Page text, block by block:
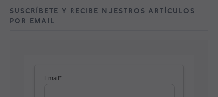
SUSCRÍBETE Y RECIBE NUESTROS ARTÍCULOS
POR EMAIL